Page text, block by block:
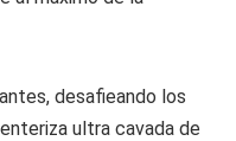
desafieando los
ultra cavada de